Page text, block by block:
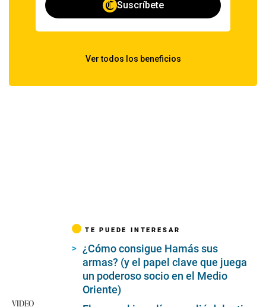
VIDEO
TE PUEDE INTERESAR
¿Cómo consigue Hamás sus
armas? (y el papel clave que juega
un poderoso socio en el Medio
Oriente)